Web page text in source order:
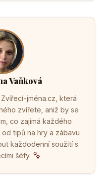
Vaňková
jména.cz, která
zvířete, aniž by se
co zajímá každého
tipů na hry a zábavu
každodenní soužití s
šéfy.